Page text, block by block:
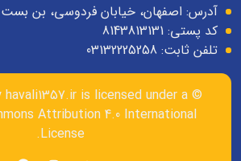
آدرس: اصفهان، خیابان فردوسی، بن بست
کد پستی: 8143813131
تلفن ثابت: 03132225258
© All Content by
havali1357.ir is licensed under a
Attribution 4.0 International
License
.